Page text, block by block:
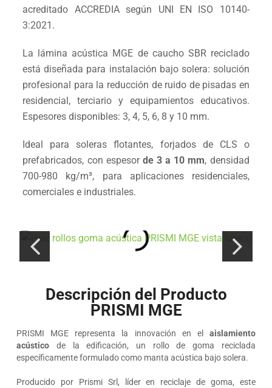
acreditado ACCREDIA según UNI EN ISO 10140-
3:2021.
La lámina acústica MGE de caucho SBR reciclado
está diseñada para instalación bajo solera: solución
profesional para la reducción de ruido de pisadas en
residencial, terciario y equipamientos educativos.
Espesores disponibles: 3, 4, 5, 6, 8 y 10 mm.
Ideal para soleras flotantes, forjados de CLS o
prefabricados, con espesor de 3 a 10 mm, densidad
700-980 kg/m³, para aplicaciones residenciales,
comerciales e industriales.
Descripción del Producto
PRISMI MGE
PRISMI MGE representa la innovación en el aislamiento
acústico de la edificación, un rollo de goma reciclada
específicamente formulado como manta acústica bajo solera.
Producido por Prismi Srl, líder en reciclaje de goma, este